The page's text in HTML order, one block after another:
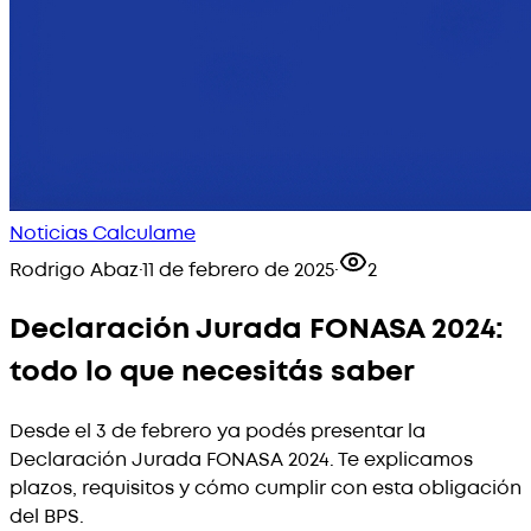
Noticias Calculame
Rodrigo Abaz·11 de febrero de 2025· 2
Declaración Jurada FONASA 2024:
todo lo que necesitás saber
Desde el 3 de febrero ya podés presentar la
Declaración Jurada FONASA 2024. Te explicamos
plazos, requisitos y cómo cumplir con esta obligación
del BPS.